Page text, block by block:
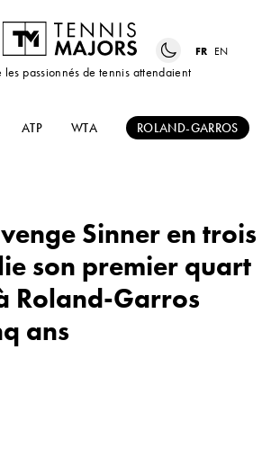
les passionnés de tennis attendaient
FR EN
ATP WTA ROLAND-GARROS
Sinner en trois
son premier quart
Roland-Garros
ans